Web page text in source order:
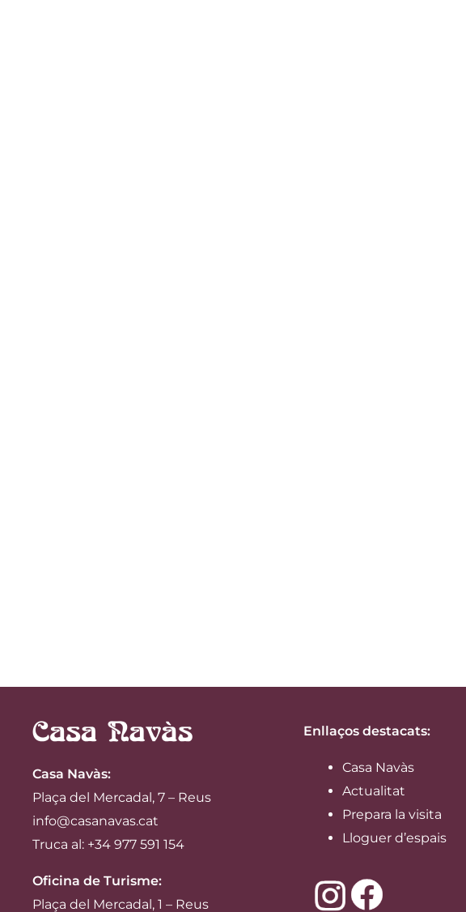
Casa Navàs:
Plaça del Mercadal, 7 – Reus
info@casanavas.cat
Truca al: +34 977 591 154
Oficina de Turisme:
Plaça del Mercadal, 1 – Reus
Enllaços destacats:
Casa Navàs
Actualitat
Prepara la visita
Lloguer d’espais